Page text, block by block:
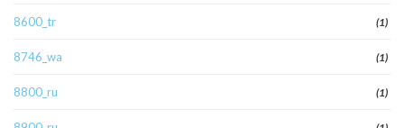
8600_tr (1)
8746_wa (1)
8800_ru (1)